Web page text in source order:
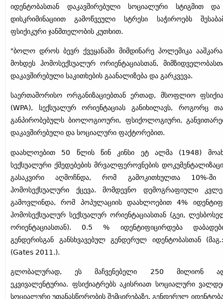
იდენტობასთან დაკავშირებული სოციალური სტიგმით
დისკრიმინაციით გამოწვეული სტრესი საჭიროებს
ფსიქიკური ჯანმთელობის კუთხით.
"ბოლო დროს ბევრ ქვეყანაში მიმდინარე პოლემიკა
მოხდეს ჰომოსექსუალურ ორიენტაციასთან,
დაკავშირებული საკითხების გაანალიზება და გარკვევა.
საერთაშორისო ორგანიზაციებთან ერთად, მსოფლიო
(WPA), სექსუალურ ორიენტაციას განიხილავს, როგორც
განპირობებულს ბიოლოგიოური, ფსიქოლოგიური,
დაკავშირებული და სოციალური ფაქტორებით.
დაახლოებით 50 წლის წინ კინსი ეტ ალმა (1948)
სექსუალური ქმედებების მრვალფეროვნების
გასაკვირი აღმოჩნდა, რომ გამოკითხულთა 10%-
ჰომოსექსუალური ქცევა. მომდევნო დემოგრაფიული
გამოვლინდა, რომ პოპულაციის დაახლოებით 4%
ჰომოსექსუალურ სექსუალურ ორიენტაციასთან (გეი,
ორიენტაციასთან). 0.5 % იდენტიფიცირდება
გენდერისგან განსხვავებულ გენდერულ იდენტობასთან
(Gates 2011.).
გლობალურად, ეს მაჩვენებელი 250 მილიონ
ეკვივალენტურია. ფსიქიატრებს აკისრიათ სოციალური
სოციალური უთანასწორობის შემცირებაზე, გენდერულ